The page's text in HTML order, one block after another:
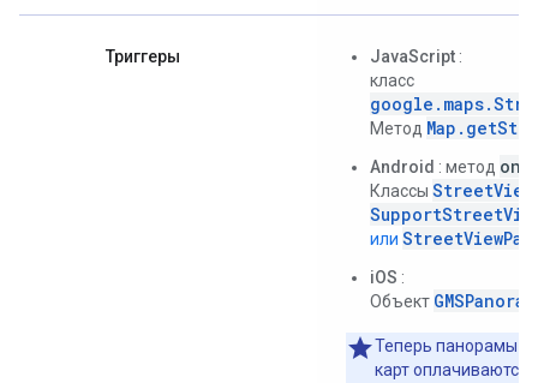
Триггеры JavaScript :
класс
Метод
Android : метод
Классы
или
iOS :
Объект
Теперь панорамы
карт оплачиваются